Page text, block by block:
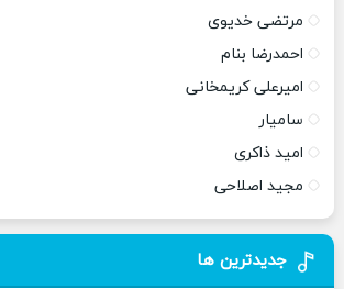
مرتضی خدیوی
احمدرضا بنام
امیرعلی کریمخانی
سامیار
امید ذاکری
مجید اصلاحی
جدیدترین ها